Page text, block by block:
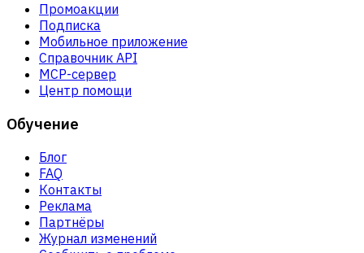
Промоакции
Подписка
Мобильное приложение
Справочник API
MCP-сервер
Центр помощи
Обучение
Блог
FAQ
Контакты
Реклама
Партнёры
Журнал изменений